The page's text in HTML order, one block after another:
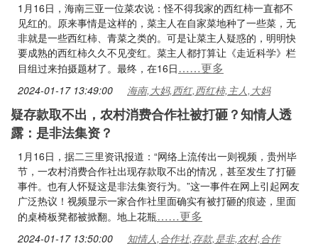
1月16日，海南三亚一位菜农说：怪不得我家的西红柿一直都不
见红的。原来事情是这样的，菜主人在自家菜地种了一些菜，无
非就是一些西红柿、青菜之类的。可是让菜主人疑惑的，明明快
要成熟的西红柿久久不见变红。菜主人都打算让《走近科学》栏
目组过来拍摄题材了。最终，在16日……更多
2024-01-17 13:49:00 海南,大妈,西红,西红柿,主人,大妈
疑存款取不出，农村消费合作社被打砸？知情人透
露：是非法集资？
1月16日，据二三里资讯报道：“网络上流传出一则视频，贵州毕
节，一农村消费合作社出现存款取不出的情况，甚至发生了打砸
事件。也有人怀疑这是非法集资行为。”这一事件在网上引起网友
广泛热议！视频显示一家合作社里面确实有被打砸的痕迹，里面
的桌椅板凳都被掀翻。地上花瓶……更多
2024-01-17 13:50:00 知情人,合作社,存款,是非,农村,合作